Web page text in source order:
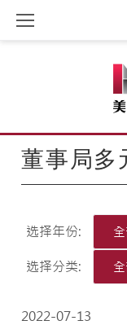
Skip
董事局多
选择年份:
选择分类:
2022-07-13